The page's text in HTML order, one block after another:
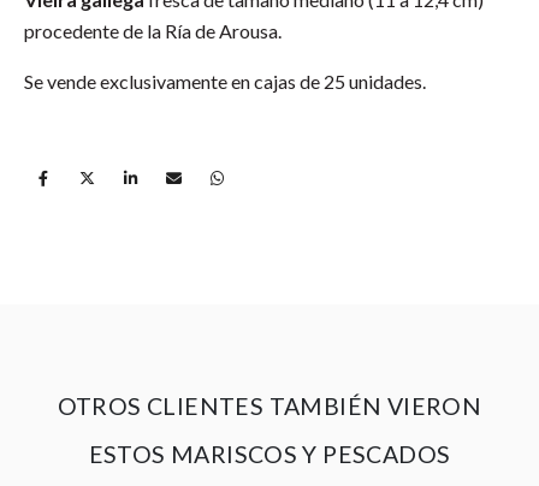
procedente de la Ría de Arousa.
Se vende exclusivamente en cajas de 25 unidades.
OTROS CLIENTES TAMBIÉN VIERON
ESTOS MARISCOS Y PESCADOS